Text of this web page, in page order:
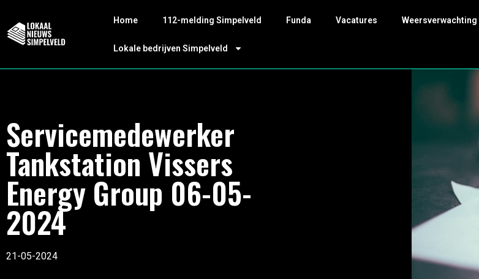
Home 112-melding Simpelveld Funda Vacatures Weersverwachting
Lokale bedrijven Simpelveld
Servicemedewerker
Tankstation Vissers
Energy Group 06-05-
2024
21-05-2024